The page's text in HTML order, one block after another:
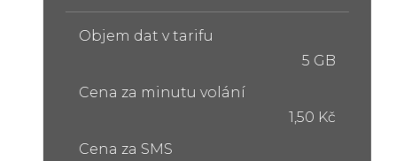
Objem dat v tarifu
5 GB
Cena za minutu volání
1,50 Kč
Cena za SMS